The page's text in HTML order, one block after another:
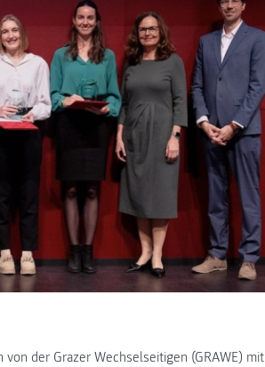
der Grazer Wechselseitigen (GRAWE) mit